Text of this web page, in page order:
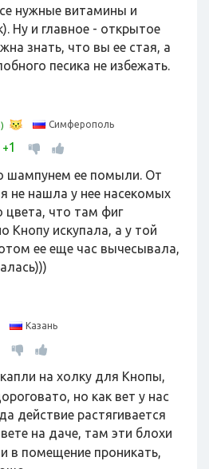
нужные витамины и
Ну и главное - открытое
знать, что вы ее стая, а
песика не избежать.
Симферополь
+1
шампунем ее помыли. От
не нашла у нее насекомых
цвета, что там фиг
Кнопу искупала, а у той
ее еще час вычесывала,
Казань
на холку для Кнопы,
но как вет у нас
действие растягивается
на даче, там эти блохи
в помещение проникать,